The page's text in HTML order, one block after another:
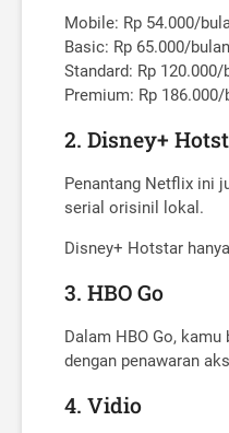
Mobile: Rp 54.000/
Basic: Rp 65.000/bulan
Standard: Rp 120.000/
Premium: Rp 186.000/
2. Disney+
Penantang Netflix ini
serial orisinil lokal.
Disney+ Hotstar
3. HBO Go
Dalam HBO Go,
dengan penawaran
4. Vidio